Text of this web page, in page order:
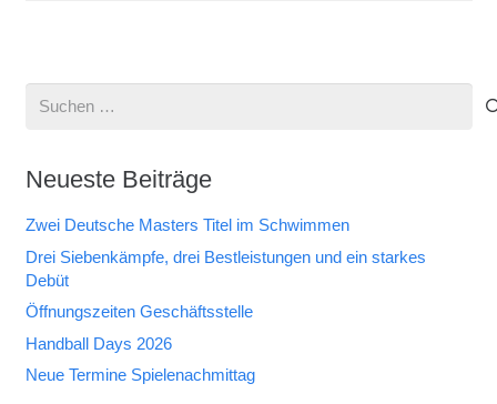
Suchen
Neueste Beiträge
Zwei Deutsche Masters Titel im Schwimmen
Drei Siebenkämpfe, drei Bestleistungen und ein starkes
Debüt
Öffnungszeiten Geschäftsstelle
Handball Days 2026
Neue Termine Spielenachmittag